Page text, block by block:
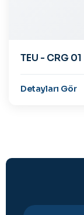
TEU - CRG 01
Detayları Gör